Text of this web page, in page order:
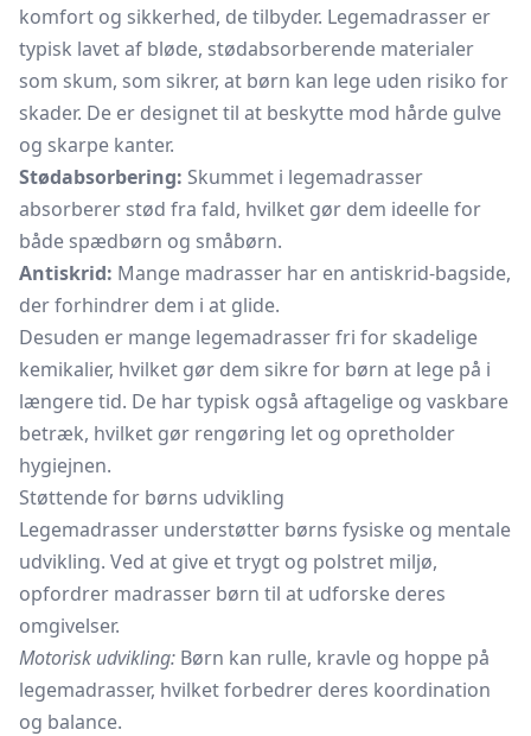
komfort og sikkerhed, de tilbyder. Legemadrasser er
typisk lavet af bløde, stødabsorberende materialer
som skum, som sikrer, at børn kan lege uden risiko for
skader. De er designet til at beskytte mod hårde gulve
og skarpe kanter.
Stødabsorbering: Skummet i legemadrasser
absorberer stød fra fald, hvilket gør dem ideelle for
både spædbørn og småbørn.
Antiskrid: Mange madrasser har en antiskrid-bagside,
der forhindrer dem i at glide.
Desuden er mange legemadrasser fri for skadelige
kemikalier, hvilket gør dem sikre for børn at lege på i
længere tid. De har typisk også aftagelige og vaskbare
betræk, hvilket gør rengøring let og opretholder
hygiejnen.
Støttende for børns udvikling
Legemadrasser understøtter børns fysiske og mentale
udvikling. Ved at give et trygt og polstret miljø,
opfordrer madrasser børn til at udforske deres
omgivelser.
Motorisk udvikling: Børn kan rulle, kravle og hoppe på
legemadrasser, hvilket forbedrer deres koordination
og balance.